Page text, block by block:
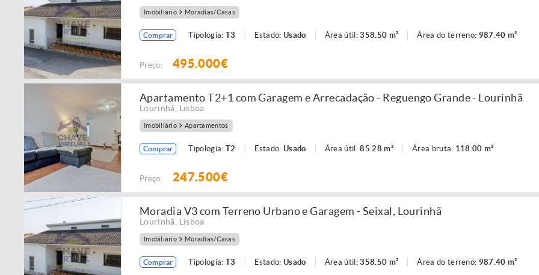
Imobiliário Moradias/Casas
Comprar Tipologia: T3 Estado:Usado Área útil:358.50 m² Área do terreno: 987.40 m²
Preço: 495.000€
Apartamento T2+1 com Garagem e Arrecadação - Reguengo Grande - Lourinhã
Lourinhã Lisboa
Imobiliário Apartamentos
Comprar Tipologia: T2 Estado:Usado Área útil:85.28 m² Área bruta: 118.00 m²
Preço: 247.500€
Moradia V3 com Terreno Urbano e Garagem - Seixal, Lourinhã
Lourinhã Lisboa
Imobiliário Moradias/Casas
Comprar Tipologia: T3 Estado:Usado Área útil:358.50 m² Área do terreno: 987.40 m²